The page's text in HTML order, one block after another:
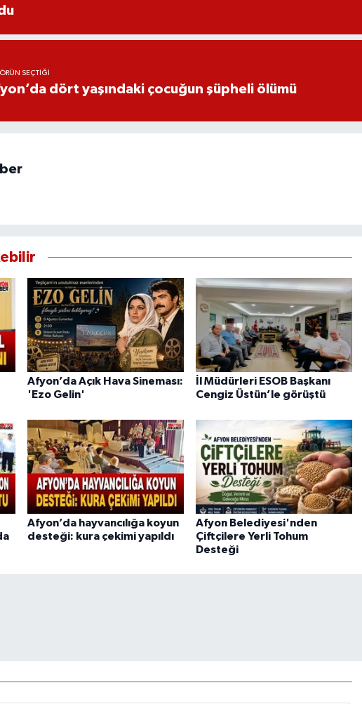
SEÇTIĞI
dört yaşındaki çocuğun şüpheli ölümü
Afyon’da Açık Hava Sineması:
'Ezo Gelin'
İl Müdürleri ESOB Başkanı
Cengiz Üstün’le görüştü
Afyon’da hayvancılığa koyun
desteği: kura çekimi yapıldı
Afyon Belediyesi'nden
Çiftçilere Yerli Tohum
Desteği